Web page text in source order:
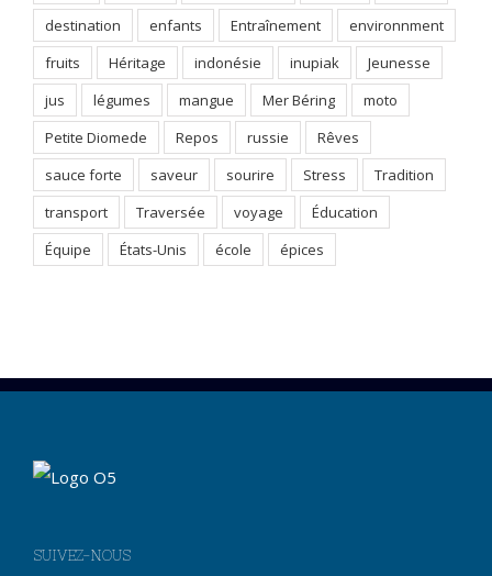
destination
enfants Entraînement
environnment
fruits
Héritage indonésie inupiak
Jeunesse
jus
légumes mangue Mer Béring
moto
Petite Diomede
Repos russie
Rêves
sauce forte
saveur sourire Stress
Tradition
transport
Traversée voyage
Éducation
Équipe
États-Unis école épices
SUIVEZ-NOUS